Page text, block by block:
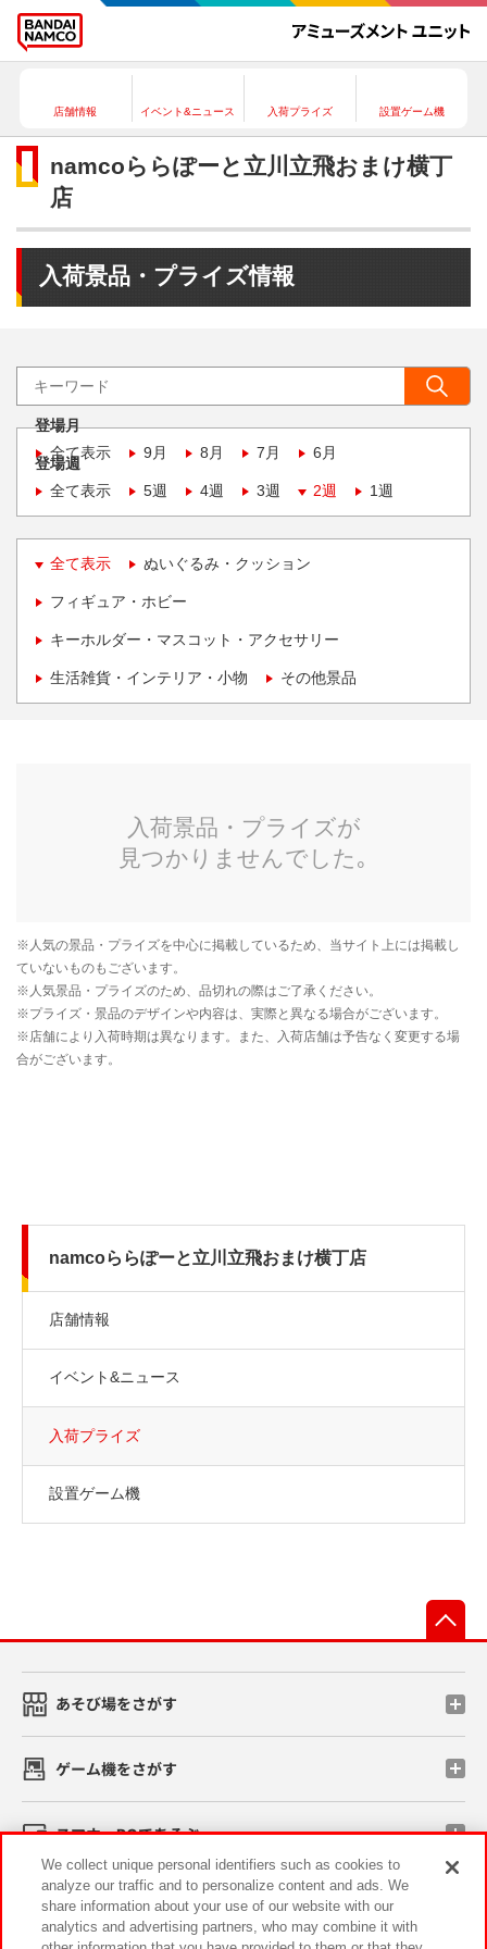
店舗情報 イベント&ニュース 入荷プライズ 設置ゲーム機
namcoららぽーと立川立飛おまけ横丁
店
入荷景品・プライズ情報
登場月
全て表示
9月 8月 7月 6月
登場週
全て表示
5週 4週 3週 2週 1週
全て表示 ぬいぐるみ・クッション
フィギュア・ホビー
キーホルダー・マスコット・アクセサリー
生活雑貨・インテリア・小物 その他景品
namcoららぽーと立川立飛おまけ横丁店
店舗情報
イベント&ニュース
入荷プライズ
設置ゲーム機
あそび場をさがす
ゲーム機をさがす
スマホ・PCであそぶ
イベント・キャンペーン
We collect unique personal identifiers such as cookies to
analyze our traffic and to personalize content and ads. We
share information about your use of our website with our
analytics and advertising partners, who may combine it with